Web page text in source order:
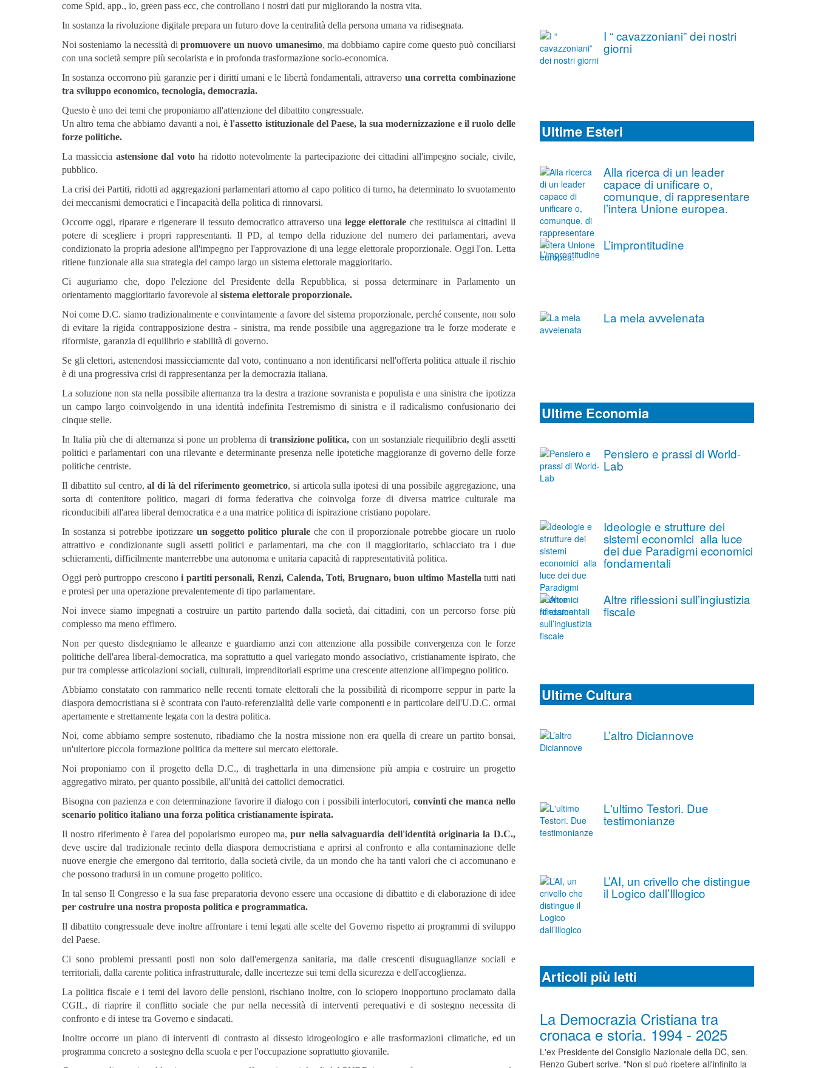
come Spid, app., io, green pass ecc, che controllano i nostri dati pur migliorando la nostra vita.
In sostanza la rivoluzione digitale prepara un futuro dove la centralità della persona umana va ridisegnata.
Noi sosteniamo la necessità dipromuovere un nuovo umanesimo, ma dobbiamo capire come questo può conciliarsi
con una società sempre più secolarista e in profonda trasformazione socio-economica.
In sostanza occorrono più garanzie per i diritti umani e le libertà fondamentali, attraverso una corretta combinazione
tra sviluppo economico, tecnologia, democrazia.
Questo è uno dei temi che proponiamo all'attenzione del dibattito congressuale.
Un altro tema che abbiamo davanti a noi, è l'assetto istituzionale del Paese, la sua modernizzazione e il ruolo delle
forze politiche.
La massiccia astensione dal voto ha ridotto notevolmente la partecipazione dei cittadini all'impegno sociale, civile,
pubblico.
La crisi dei Partiti, ridotti ad aggregazioni parlamentari attorno al capo politico di turno, ha determinato lo svuotamento
dei meccanismi democratici e l'incapacità della politica di rinnovarsi.
Occorre oggi, riparare e rigenerare il tessuto democratico attraverso una legge elettorale che restituisca ai cittadini il
potere di scegliere i propri rappresentanti. Il PD, al tempo della riduzione del numero dei parlamentari, aveva
condizionato la propria adesione all'impegno per l'approvazione di una legge elettorale proporzionale. Oggi l'on. Letta
ritiene funzionale alla sua strategia del campo largo un sistema elettorale maggioritario.
Ci auguriamo che, dopo l'elezione del Presidente della Repubblica, si possa determinare in Parlamento un
orientamento maggioritario favorevole al sistema elettorale proporzionale.
Noi come D.C. siamo tradizionalmente e convintamente a favore del sistema proporzionale, perché consente, non solo
di evitare la rigida contrapposizione destra - sinistra, ma rende possibile una aggregazione tra le forze moderate e
riformiste, garanzia di equilibrio e stabilità di governo.
Se gli elettori, astenendosi massicciamente dal voto, continuano a non identificarsi nell'offerta politica attuale il rischio
è di una progressiva crisi di rappresentanza per la democrazia italiana.
La soluzione non sta nella possibile alternanza tra la destra a trazione sovranista e populista e una sinistra che ipotizza
un campo largo coinvolgendo in una identità indefinita l'estremismo di sinistra e il radicalismo confusionario dei
cinque stelle.
In Italia più che di alternanza si pone un problema di transizione politica,con un sostanziale riequilibrio degli assetti
politici e parlamentari con una rilevante e determinante presenza nelle ipotetiche maggioranze di governo delle forze
politiche centriste.
Il dibattito sul centro,al di là del riferimento geometrico, si articola sulla ipotesi di una possibile aggregazione, una
sorta di contenitore politico, magari di forma federativa che coinvolga forze di diversa matrice culturale ma
riconducibili all'area liberal democratica e a una matrice politica di ispirazione cristiano popolare.
In sostanza si potrebbe ipotizzare un soggetto politico plurale che con il proporzionale potrebbe giocare un ruolo
attrattivo e condizionante sugli assetti politici e parlamentari, ma che con il maggioritario, schiacciato tra i due
schieramenti, difficilmente manterrebbe una autonoma e unitaria capacità di rappresentatività politica.
Oggi però purtroppo cresconoi partiti personali, Renzi, Calenda, Toti, Brugnaro, buon ultimo Mastella tutti nati
e protesi per una operazione prevalentemente di tipo parlamentare.
Noi invece siamo impegnati a costruire un partito partendo dalla società, dai cittadini, con un percorso forse più
complesso ma meno effimero.
Non per questo disdegniamo le alleanze e guardiamo anzi con attenzione alla possibile convergenza con le forze
politiche dell'area liberal-democratica, ma soprattutto a quel variegato mondo associativo, cristianamente ispirato, che
pur tra complesse articolazioni sociali, culturali, imprenditoriali esprime una crescente attenzione all'impegno politico.
Abbiamo constatato con rammarico nelle recenti tornate elettorali che la possibilità di ricomporre seppur in parte la
diaspora democristiana si è scontrata con l'auto-referenzialità delle varie componenti e in particolare dell'U.D.C. ormai
apertamente e strettamente legata con la destra politica.
Noi, come abbiamo sempre sostenuto, ribadiamo che la nostra missione non era quella di creare un partito bonsai,
un'ulteriore piccola formazione politica da mettere sul mercato elettorale.
Noi proponiamo con il progetto della D.C., di traghettarla in una dimensione più ampia e costruire un progetto
aggregativo mirato, per quanto possibile, all'unità dei cattolici democratici.
Bisogna con pazienza e con determinazione favorire il dialogo con i possibili interlocutori, convinti che manca nello
scenario politico italiano una forza politica cristianamente ispirata.
Il nostro riferimento è l'area del popolarismo europeo ma,pur nella salvaguardia dell'identità originaria la D.C.,
deve uscire dal tradizionale recinto della diaspora democristiana e aprirsi al confronto e alla contaminazione delle
nuove energie che emergono dal territorio, dalla società civile, da un mondo che ha tanti valori che ci accomunano e
che possono tradursi in un comune progetto politico.
In tal senso Il Congresso e la sua fase preparatoria devono essere una occasione di dibattito e di elaborazione di idee
per costruire una nostra proposta politica e programmatica.
Il dibattito congressuale deve inoltre affrontare i temi legati alle scelte del Governo rispetto ai programmi di sviluppo
del Paese.
Ci sono problemi pressanti posti non solo dall'emergenza sanitaria, ma dalle crescenti disuguaglianze sociali e
territoriali, dalla carente politica infrastrutturale, dalle incertezze sui temi della sicurezza e dell'accoglienza.
La politica fiscale e i temi del lavoro delle pensioni, rischiano inoltre, con lo sciopero inopportuno proclamato dalla
CGIL, di riaprire il conflitto sociale che pur nella necessità di interventi perequativi e di sostegno necessita di
confronto e di intese tra Governo e sindacati.
Inoltre occorre un piano di interventi di contrasto al dissesto idrogeologico e alle trasformazioni climatiche, ed un
programma concreto a sostegno della scuola e per l'occupazione soprattutto giovanile.
I “ cavazzoniani” dei nostri
giorni
Ultime Esteri
Alla ricerca di un leader
capace di unificare o,
comunque, di rappresentare
l’intera Unione europea.
L’improntitudine
La mela avvelenata
Ultime Economia
Pensiero e prassi di World-
Lab
Ideologie e strutture dei
sistemi economici alla luce
dei due Paradigmi economici
fondamentali
Altre riflessioni sull’ingiustizia
fiscale
Ultime Cultura
L’altro Diciannove
L'ultimo Testori. Due
testimonianze
L’AI, un crivello che distingue
il Logico dall’Illogico
Articoli più letti
La Democrazia Cristiana tra
cronaca e storia. 1994 - 2025
L'ex Presidente del Consiglio Nazionale della DC, sen.
Renzo Gubert scrive. "Non si può ripetere all'infinito la